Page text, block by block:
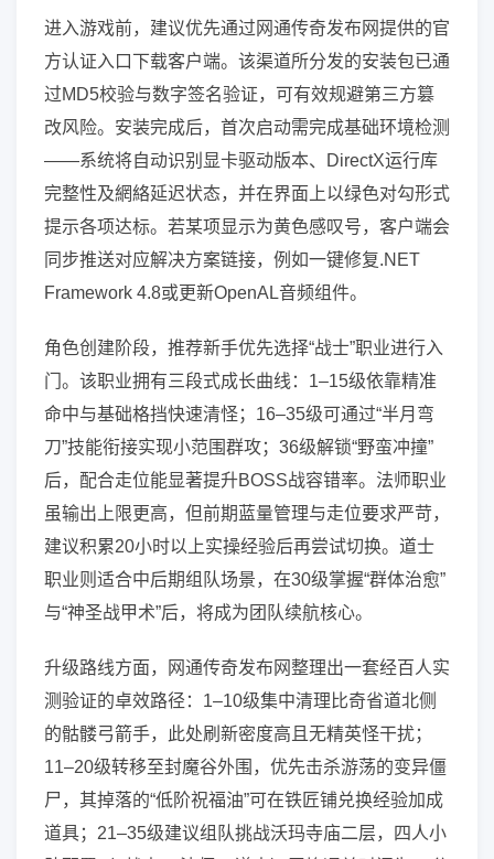
进入游戏前，建议优先通过网通传奇发布网提供的官
方认证入口下载客户端。该渠道所分发的安装包已通
过MD5校验与数字签名验证，可有效规避第三方篡
改风险。安装完成后，首次启动需完成基础环境检测
——系统将自动识别显卡驱动版本、DirectX运行库
完整性及網絡延迟状态，并在界面上以绿色对勾形式
提示各项达标。若某项显示为黄色感叹号，客户端会
同步推送对应解决方案链接，例如一键修复.NET
Framework 4.8或更新OpenAL音频组件。
角色创建阶段，推荐新手优先选择“战士”职业进行入
门。该职业拥有三段式成长曲线：1–15级依靠精准
命中与基础格挡快速清怪；16–35级可通过“半月弯
刀”技能衔接实现小范围群攻；36级解锁“野蛮冲撞”
后，配合走位能显著提升BOSS战容错率。法师职业
虽输出上限更高，但前期蓝量管理与走位要求严苛，
建议积累20小时以上实操经验后再尝试切换。道士
职业则适合中后期组队场景，在30级掌握“群体治愈”
与“神圣战甲术”后，将成为团队续航核心。
升级路线方面，网通传奇发布网整理出一套经百人实
测验证的卓效路径：1–10级集中清理比奇省道北侧
的骷髅弓箭手，此处刷新密度高且无精英怪干扰；
11–20级转移至封魔谷外围，优先击杀游荡的变异僵
尸，其掉落的“低阶祝福油”可在铁匠铺兑换经验加成
道具；21–35级建议组队挑战沃玛寺庙二层，四人小